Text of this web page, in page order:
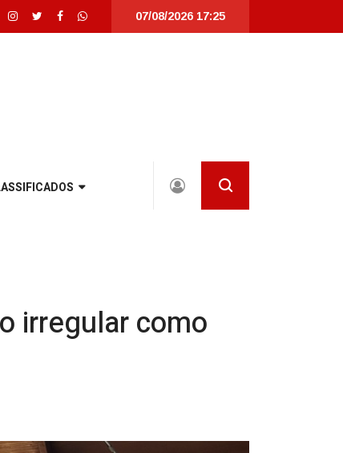
totalmente revitalizada em Joinville |Joinville recebe seletivas da
07/08/2026 17:25
irregular como